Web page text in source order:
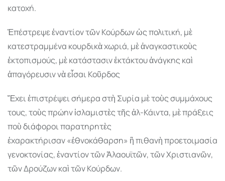
κατοχή.
Ἐπέστρεψε ἐναντίον τῶν Κούρδων ὡς πολιτική, µὲ
κατεστραµµένα κουρδικὰ χωριά, µὲ ἀναγκαστικοὺς
ἐκτοπισµούς, µὲ κατάστασιν ἐκτάκτου ἀνάγκης καὶ
ἀπαγόρευσιν νὰ εἶσαι Κοῦρδος
Ἔχει ἐπιστρέψει σήµερα στὴ Συρία µὲ τοὺς συµµάχους
τους, τοὺς πρώην ἰσλαµιστὲς τῆς ἀλ-Κάιντα, µὲ πράξεις
ποὺ διάφοροι παρατηρητὲς
ἐχαρακτήρισαν «ἐθνοκάθαρση» ἢ πιθανὴ προετοιµασία
γενοκτονίας, ἐναντίον τῶν Ἀλαουϊτῶν, τῶν Χριστιανῶν,
τῶν Δρούζων καὶ τῶν Κούρδων.